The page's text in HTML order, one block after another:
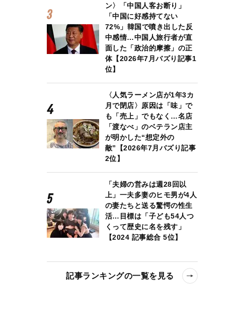
ン〉「中国人客お断り」
「中国に好感持てない
72%」韓国で噴き出した反
中感情…中国人旅行者が直
面した「政治的摩擦」の正
体【2026年7月バズり記事1
位】
〈人気ラーメン店が1年3カ
月で閉店〉原因は「味」で
も「売上」でもなく…名店
「渡なべ」のベテラン店主
が明かした“想定外の
敵”【2026年7月バズり記事
2位】
「夫婦の営みは週28回以
上」一夫多妻のヒモ男が4人
の妻たちと送る驚愕の性生
活…目標は「子ども54人つ
くって歴史に名を残す」
【2024 記事総合 5位】
記事ランキングの一覧を見る